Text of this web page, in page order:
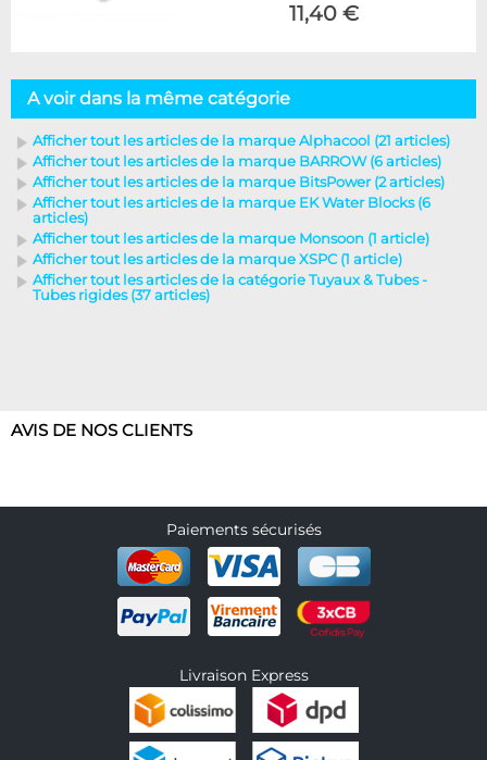
11,40 €
A voir dans la même catégorie
Afficher tout les articles de la marque Alphacool (21 articles)
Afficher tout les articles de la marque BARROW (6 articles)
Afficher tout les articles de la marque BitsPower (2 articles)
Afficher tout les articles de la marque EK Water Blocks (6
articles)
Afficher tout les articles de la marque Monsoon (1 article)
Afficher tout les articles de la marque XSPC (1 article)
Afficher tout les articles de la catégorie Tuyaux & Tubes -
Tubes rigides (37 articles)
AVIS DE NOS CLIENTS
Paiements sécurisés
Livraison Express